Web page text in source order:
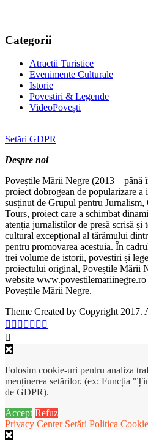
Categorii
Atractii Turistice
Evenimente Culturale
Istorie
Povestiri & Legende
VideoPovești
Setări GDPR
Despre noi
Poveștile Mării Negre (2013 – până
proiect dobrogean de popularizare
susținut de Grupul pentru
Tours, proiect care a schimbat
atenția jurnaliștilor de presă scrisă
cultural excepțional al tărâmului
pentru promovarea acestuia. În
trei volume de istorii, povestiri și
proiectului original, Poveștile Mării
website
Poveștile Mării Negre.
Theme Created by Copyright 2017.
Folosim cookie-uri pentru analiza
menținerea setărilor. (ex: Funcția
de GDPR).
Accept Refuz
Privacy Center Setări Politica Cookie